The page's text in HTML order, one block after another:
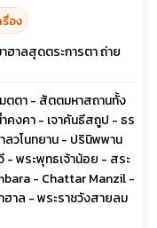
อง
ฮาลสุดตระการตา ถ่าย
ตตา - สัตตมหาสถานทั้ง
คงคา - เจาคันธีสถูป - ธร
วโนทยาน - ปรินิพพาน
- พระพุทธเจ้าน้อย - สระ
- Chattar Manzil -
ฮาล - พระราชวังสายลม